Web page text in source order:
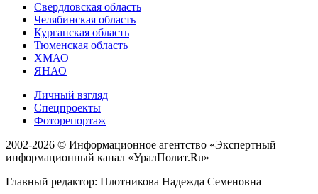
Свердловская область
Челябинская область
Курганская область
Тюменская область
ХМАО
ЯНАО
Личный взгляд
Спецпроекты
Фоторепортаж
2002-2026 © Информационное агентство «Экспертный
информационный канал «УралПолит.Ru»
Главный редактор: Плотникова Надежда Семеновна